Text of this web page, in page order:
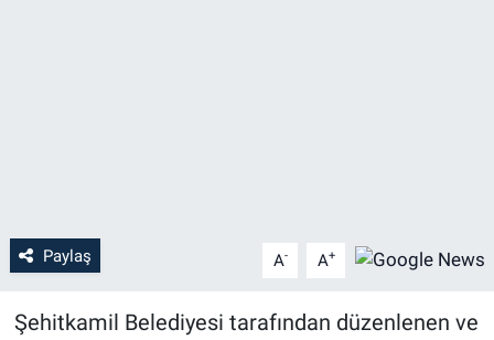
Paylaş A- A+
Şehitkamil Belediyesi tarafından düzenlenen ve